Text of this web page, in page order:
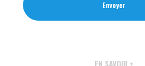
EN SAVOIR +